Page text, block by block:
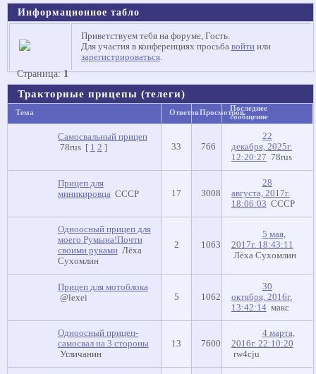
Информационное табло
Приветствуем тебя на форуме, Гость.
Для участия в конференциях просьба войтиили
зарегистрироваться.
Тракторные прицепы (телеги)
Страница:1
Тема ОтветовПросмотровПоследнее
сообщение
Самосвальный прицеп
78rus [ 1 2 ] 33 766
22
декабря, 2025г.
12:20:27 78rus
Прицеп для
миникировца СССР 17 3008
28
августа, 2017г.
18:06:03 СССР
Одноосный прицеп для
моего Румына!Почти
своими руками Лёха
Сухомлин
2 1063
5 мая,
2017г. 18:43:11
Лёха Сухомлин
Прицеп для мотоблока
@lexei
5 1062
30
октября, 2016г.
13:42:14 макс
Одноосный прицеп-
самосвал на 3 стороны
Угличанин
13 7600
4 марта,
2016г. 22:10:20
rw4cju